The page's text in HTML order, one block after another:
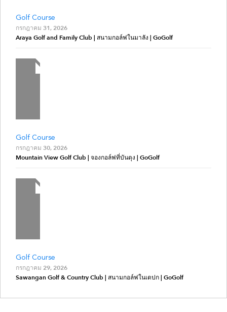
Golf Course
กรกฎาคม 31, 2026
Araya Golf and Family Club | สนามกอล์ฟในมาลัง | GoGolf
Golf Course
กรกฎาคม 30, 2026
Mountain View Golf Club | จองกอล์ฟที่บันดุง | GoGolf
Golf Course
กรกฎาคม 29, 2026
Sawangan Golf & Country Club | สนามกอล์ฟในเดปก | GoGolf